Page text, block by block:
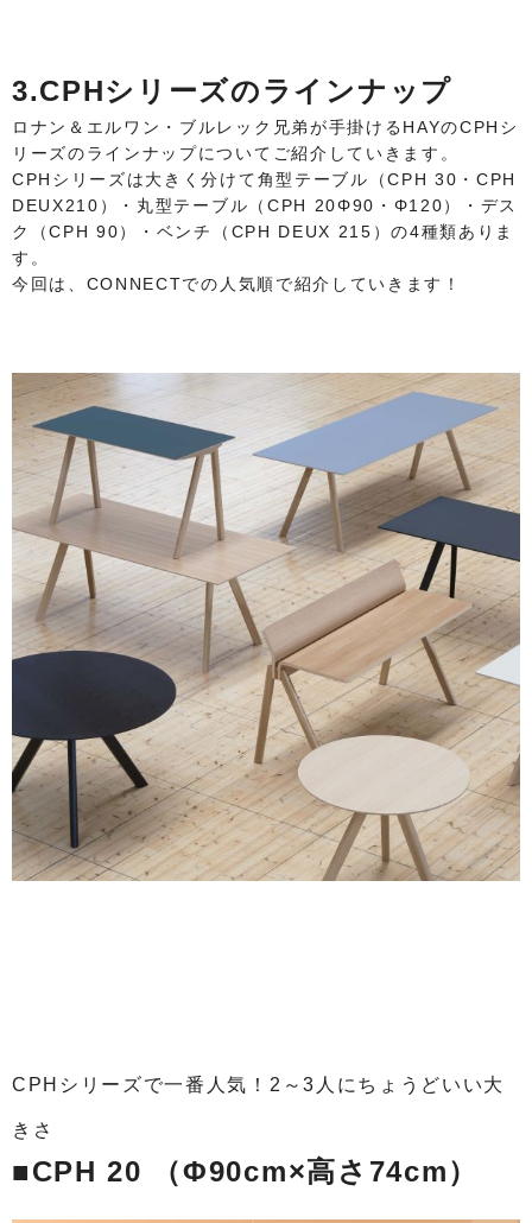
3.CPHシリーズのラインナップ
ロナン＆エルワン・ブルレック兄弟が手掛けるHAYのCPHシ
リーズのラインナップについてご紹介していきます。
CPHシリーズは大きく分けて角型テーブル（CPH 30・CPH
DEUX210）・丸型テーブル（CPH 20Φ90・Φ120）・デス
ク（CPH 90）・ベンチ（CPH DEUX 215）の4種類ありま
す。
今回は、CONNECTでの人気順で紹介していきます！
CPHシリーズで一番人気！2～3人にちょうどいい大
きさ
■CPH 20 （Φ90cm×高さ74cm）